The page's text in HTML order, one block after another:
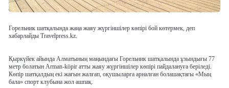
Горельник шатқалында жаңа жаяу жүргіншілер көпірі бой көтермек, деп
хабарлайды Travelpress.kz.
Қыркүйек айында Алматының маңындағы Горельник шатқалында ұзындығы 77
метр болатын Arman-köpir атты жаяу жүргіншілер көпірі пайдалануға беріледі.
Көпір шатқалдың екі жағын жалғап, оқушыларға арналған болашақтағы «Мың
бала» спорт клубына жол ашпақ.